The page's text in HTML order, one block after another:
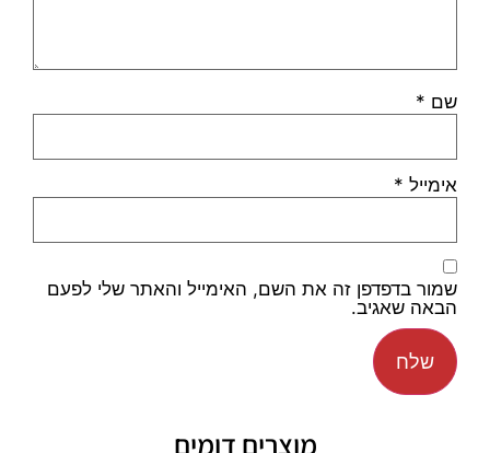
שם *
אימייל *
שמור בדפדפן זה את השם, האימייל והאתר שלי לפעם
הבאה שאגיב.
מוצרים דומים